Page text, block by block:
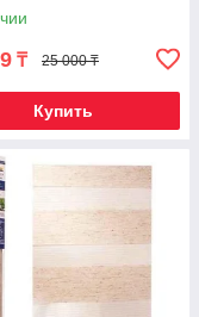
₸ 25 000 ₸
Купить